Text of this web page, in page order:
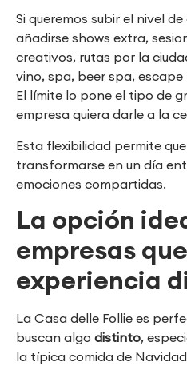
Si queremos subir el nivel
añadirse shows extra,
creativos, rutas por la
vino, spa, beer spa,
El límite lo pone el tipo de
empresa quiera darle a la
Esta flexibilidad permite
transformarse en un día
emociones compartidas.
La opción
empresas
experiencia
La Casa delle Follie es
buscan algo distinto,
la típica comida de